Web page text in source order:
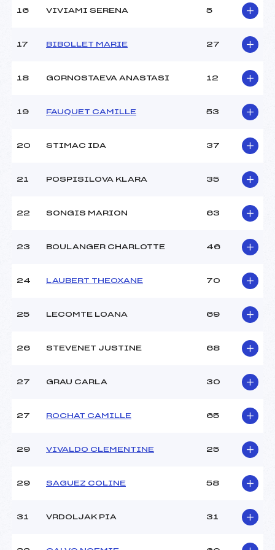
-2
U14
16 VIVIAMI SERENA 5
17 BIBOLLET MARIE 27
18 GORNOSTAEVA ANASTASI 12
19 FAUQUET CAMILLE 53
20 STIMAC IDA 37
21 POSPISILOVA KLARA 35
22 SONGIS MARION 63
23 BOULANGER CHARLOTTE 46
24 LAUBERT THEOXANE 70
25 LECOMTE LOANA 69
26 STEVENET JUSTINE 68
27 GRAU CARLA 30
27 ROCHAT CAMILLE 65
29 VIVALDO CLEMENTINE 25
29 SAGUEZ COLINE 58
31 VRDOLJAK PIA 31